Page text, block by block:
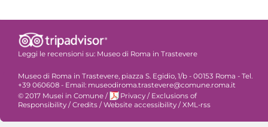
Leggi le recensioni su: Museo di Roma in Trastevere
Museo di Roma in Trastevere, piazza S. Egidio, 1/b - 00153 Roma - Tel.
+39 060608 - Email: museodiroma.trastevere@comune.roma.it
© 2017 Musei in Comune / Privacy / Exclusions of
Responsibility / Credits / Website accessibility / XML-rss